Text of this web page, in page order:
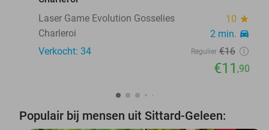
Laser Game Evolution Gosselies
10 star
Charleroi 2 min. directions_car
Verkocht: 34 Regulier €16
€11 ,90
Populair bij mensen uit Sittard-Geleen: